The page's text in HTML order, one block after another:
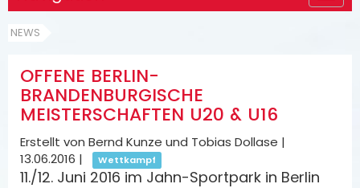
NEWS
OFFENE BERLIN-
BRANDENBURGISCHE
MEISTERSCHAFTEN U20 & U16
Erstellt von Bernd Kunze und Tobias Dollase |
13.06.2016 | Wettkampf
11./12. Juni 2016 im Jahn-Sportpark in Berlin